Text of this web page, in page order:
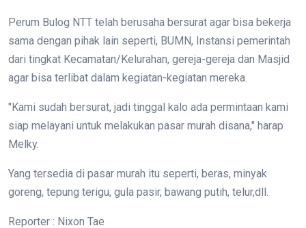
Perum Bulog NTT telah berusaha bersurat agar bisa bekerja
sama dengan pihak lain seperti, BUMN, Instansi pemerintah
dari tingkat Kecamatan/Kelurahan, gereja-gereja dan Masjid
agar bisa terlibat dalam kegiatan-kegiatan mereka.
"Kami sudah bersurat, jadi tinggal kalo ada permintaan kami
siap melayani untuk melakukan pasar murah disana," harap
Melky.
Yang tersedia di pasar murah itu seperti, beras, minyak
goreng, tepung terigu, gula pasir, bawang putih, telur,dll.
Reporter : Nixon Tae